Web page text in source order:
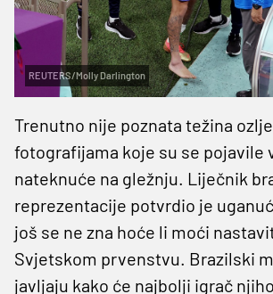
REUTERS/Molly Darlington
Trenutno nije poznata težina
fotografijama koje su se pojavile
nateknuće na gležnju. Liječnik
reprezentacije potvrdio je
još se ne zna hoće li moći
Svjetskom prvenstvu. Brazilski
javljaju kako će najbolji igrač